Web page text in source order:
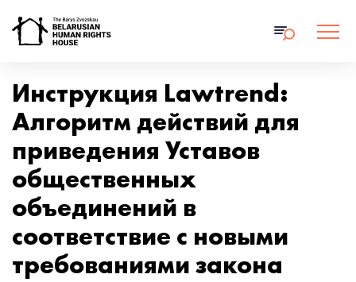
Инструкция Lawtrend:
Алгоритм действий для
приведения Уставов
общественных
объединений в
соответствие с новыми
требованиями закона